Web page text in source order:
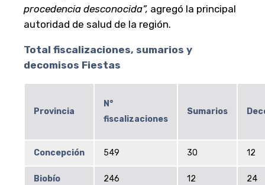
procedencia desconocida”, agregó la principal
autoridad de salud de la región.
Total fiscalizaciones, sumarios y
decomisos Fiestas
Provincia
N°
fiscalizaciones
Sumarios
Concepción 549 30 12
Biobío 246 12 24